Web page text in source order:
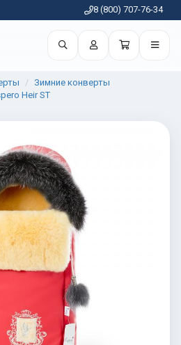
8 (800) 707-76-34
Зимние конверты
Heir ST